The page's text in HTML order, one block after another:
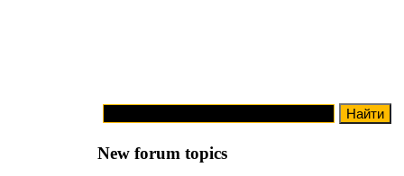
New forum topics